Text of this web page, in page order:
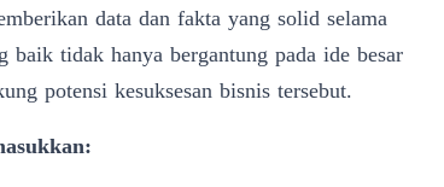
data dan fakta yang solid selama
tidak hanya bergantung pada ide besar
potensi kesuksesan bisnis tersebut.